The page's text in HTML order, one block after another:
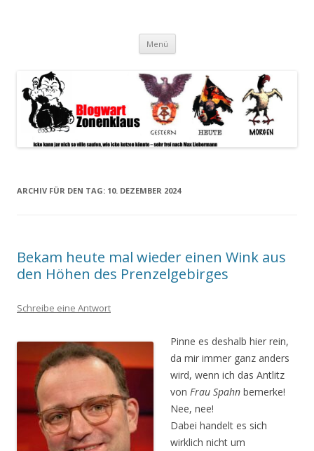
spiegeln im wesentlichen den Gesundheitszustand dieser unserer
Menü Zum
springen
ARCHIV FÜR DEN TAG: 10. DEZEMBER 2024
Bekam heute mal wieder einen Wink aus
den Höhen des Prenzelgebirges
Schreibe eine Antwort
Pinne es deshalb hier rein,
da mir immer ganz anders
wird, wenn ich das Antlitz
von Frau Spahn bemerke!
Nee, nee!
Dabei handelt es sich
wirklich nicht um